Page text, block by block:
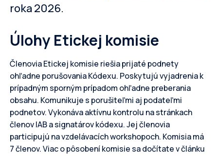
roka 2026.
Úlohy Etickej komisie
Členovia Etickej komisie riešia prijaté podnety
ohľadne porušovania Kódexu. Poskytujú vyjadrenia k
prípadným sporným prípadom ohľadne preberania
obsahu. Komunikuje s porušiteľmi aj podateľmi
podnetov. Vykonáva aktívnu kontrolu na stránkach
členov IAB a signatárov kódexu. Jej členovia
participujú na vzdelávacích workshopoch. Komisia má
7 členov. Viac o pôsobení komisie sa dočítate v článku